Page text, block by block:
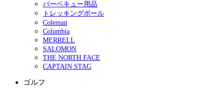
バーベキュー用品
トレッキングポール
Coleman
Columbia
MERRELL
SALOMON
THE NORTH FACE
CAPTAIN STAG
ゴルフ